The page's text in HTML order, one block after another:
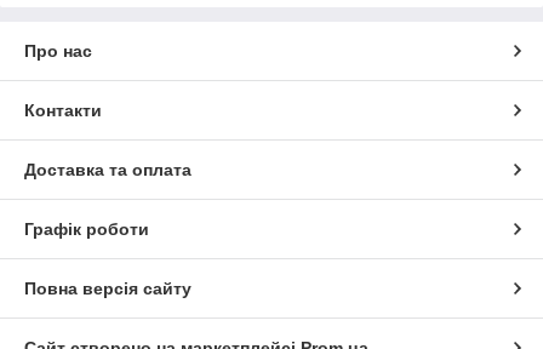
Про нас
Контакти
Доставка та оплата
Графік роботи
Повна версія сайту